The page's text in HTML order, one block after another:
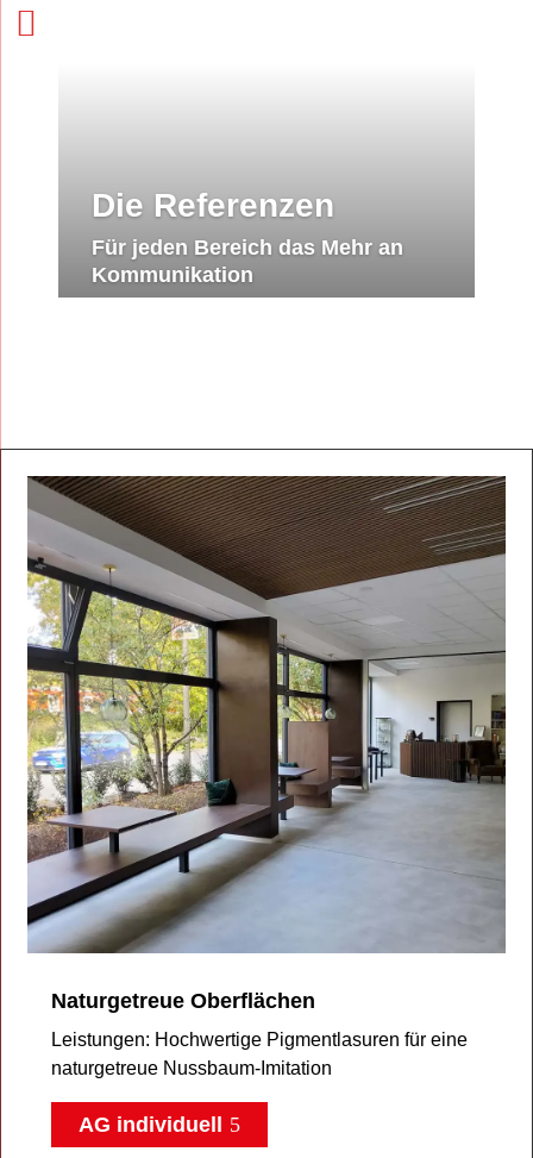
Die Referenzen
Für jeden Bereich das Mehr an
Kommunikation
Naturgetreue Oberflächen
Leistungen: Hochwertige Pigmentlasuren für eine
naturgetreue Nussbaum-Imitation
AG individuell